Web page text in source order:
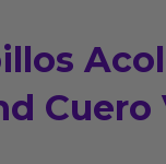
Cuero